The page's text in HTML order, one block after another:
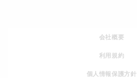
会社概要
利用規約
個人情報保護方針